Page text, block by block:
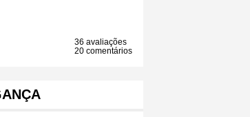
36 avaliações
20 comentários